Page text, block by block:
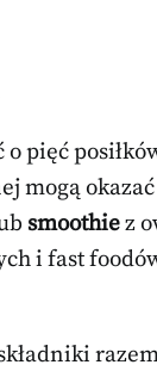
o pięć
mogą
smoothiez
i fast